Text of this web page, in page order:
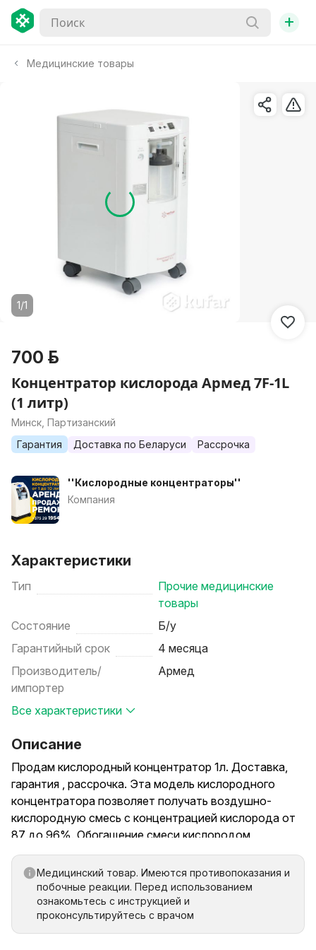
+
Медицинские товары
1/1
700 р.
Концентратор кислорода Армед 7F-1L
(1 литр)
Минск, Партизанский
Гарантия
Доставка по Беларуси Рассрочка
''Кислородные концентраторы''
Компания
Характеристики
Тип
Прочие медицинские
товары
Состояние
Б/у
Гарантийный срок
4 месяца
Производитель/
импортер
Армед
Все характеристики
Описание
Продам кислородный концентратор 1л. Доставка,
гарантия , рассрочка. Эта модель кислородного
концентратора позволяет получать воздушно-
кислородную смесь с концентрацией кислорода от
87 до 96%. Обогащение смеси кислородом
происходит за счет фильтрации на молекулярном
уровне, при этом практически не уменьшается
количество кислорода в окружающей среде.
Преимущества Армед 7F-1L
Концентратор производится из ударопрочного
качественного пластика.
Медицинский товар. Имеются противопоказания и
побочные реакции. Перед использованием
ознакомьтесь с инструкцией и
проконсультируйтесь с врачом